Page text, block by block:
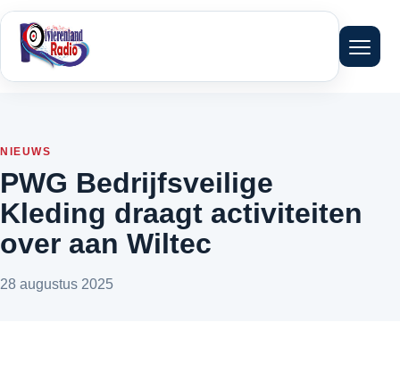
Menu
NIEUWS
PWG Bedrijfsveilige
Kleding draagt activiteiten
over aan Wiltec
28 augustus 2025